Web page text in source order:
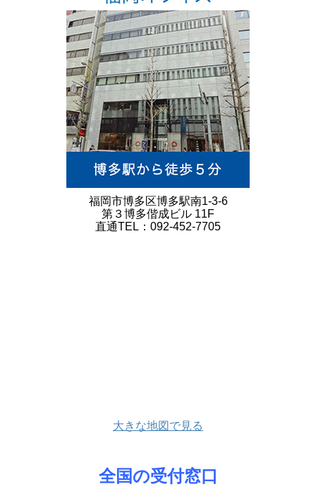
福岡市博多区博多駅南1-3-6
第３博多偕成ビル 11F
直通TEL：092-452-7705
大きな地図で見る
全国の受付窓口